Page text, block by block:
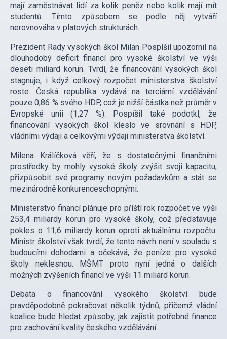
mají zaměstnávat lidí za kolik peněz nebo kolik mají mít
studentů. Tímto způsobem se podle něj vytváří
nerovnováha v platových strukturách.
Prezident Rady vysokých škol Milan Pospíšil upozornil na
dlouhodobý deficit financí pro vysoké školství ve výši
deseti miliard korun. Tvrdí, že financování vysokých škol
stagnuje, i když celkový rozpočet ministerstva školství
roste. Česká republika vydává na terciární vzdělávání
pouze 0,86 % svého HDP, což je nižší částka než průměr v
Evropské unii (1,27 %). Pospíšil také podotkl, že
financování vysokých škol kleslo ve srovnání s HDP,
vládními výdaji a celkovými výdaji ministerstva školství.
Milena Králíčková věří, že s dostatečnými finančními
prostředky by mohly vysoké školy zvýšit svoji kapacitu,
přizpůsobit své programy novým požadavkům a stát se
mezinárodně konkurenceschopnými.
Ministerstvo financí plánuje pro příští rok rozpočet ve výši
253,4 miliardy korun pro vysoké školy, což představuje
pokles o 11,6 miliardy korun oproti aktuálnímu rozpočtu.
Ministr školství však tvrdí, že tento návrh není v souladu s
budoucími dohodami a očekává, že peníze pro vysoké
školy neklesnou. MŠMT proto nyní jedná o dalších
možných zvýšeních financí ve výši 11 miliard korun.
Debata o financování vysokého školství bude
pravděpodobně pokračovat několik týdnů, přičemž vládní
koalice bude hledat způsoby, jak zajistit potřebné finance
pro zachování kvality českého vzdělávání.